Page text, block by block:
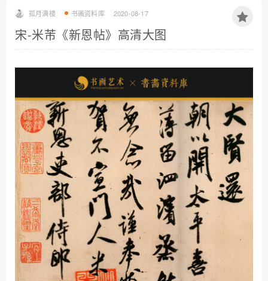
孤月满楼 书画资料库 2020-08-17
宋-米芾《新恩帖》高清大图